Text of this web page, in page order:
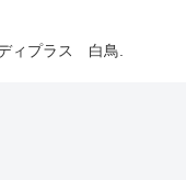
ィプラス 白鳥.